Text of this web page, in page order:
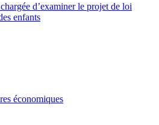
d’examiner le projet de loi
enfants
économiques